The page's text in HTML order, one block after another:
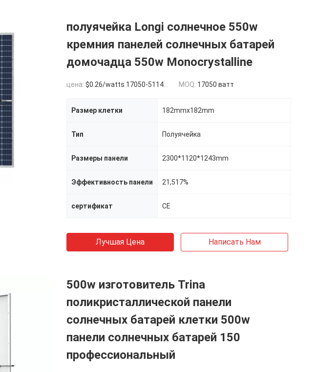
полуячейка Longi солнечное 550w
кремния панелей солнечных батарей
домочадца 550w Monocrystalline
цена: $0.26/watts 17050-51149 watts MOQ: 17050 ватт
Размер клетки 182mmx182mm
Тип Полуячейка
Размеры панели 2300*1120*1243mm
Эффективность панели 21,517%
сертификат CE
Лучшая Цена Написать Нам
500w изготовитель Trina
поликристаллической панели
солнечных батарей клетки 500w
панели солнечных батарей 150
профессиональный